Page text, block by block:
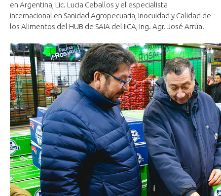
en Argentina, Lic. Lucia Ceballos y el especialista
internacional en Sanidad Agropecuaria, Inocuidad y Calidad de
los Alimentos del HUB de SAIA del IICA, Ing. Agr. José Arrúa.